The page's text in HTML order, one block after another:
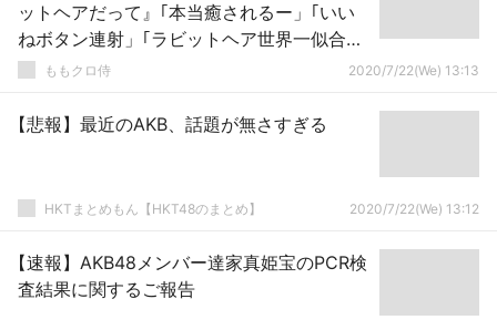
ットヘアだって』｢本当癒されるー」｢いい
ねボタン連射」｢ラビットヘア世界一似合
う」ももクロ侍 2020/7/22(We) 13:13
【悲報】最近のAKB、話題が無さすぎる
HKTまとめもん【HKT48のまとめ】 2020/7/22(We) 13:12
【速報】AKB48メンバー達家真姫宝のPCR検
査結果に関するご報告